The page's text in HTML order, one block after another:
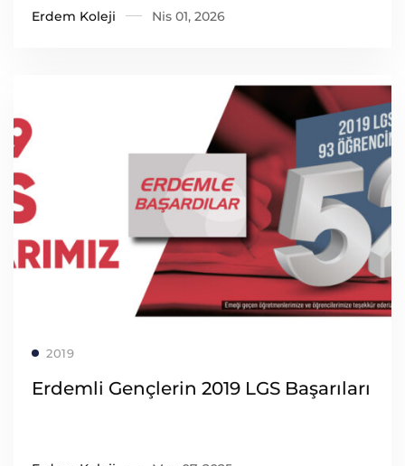
Erdem Koleji Nis 01, 2026
2019
Erdemli Gençlerin 2019 LGS Başarıları